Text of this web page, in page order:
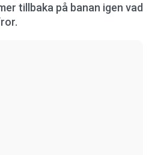
tillbaka på banan igen vad